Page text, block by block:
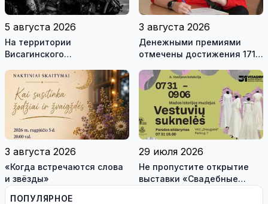
5 августа 2026
На территории
Висагинского
международные
антитеррористические
учения «Baltic Shadow»
3 августа 2026
Денежными премиями
отмечены достижения 171
трех педагогов
3 августа 2026
«Когда встречаются слова
и звёзды»
29 июля 2026
Не пропустите открытие
выставки «Свадебные
платья» и лекцию историка
ПОПУЛЯРНОЕ